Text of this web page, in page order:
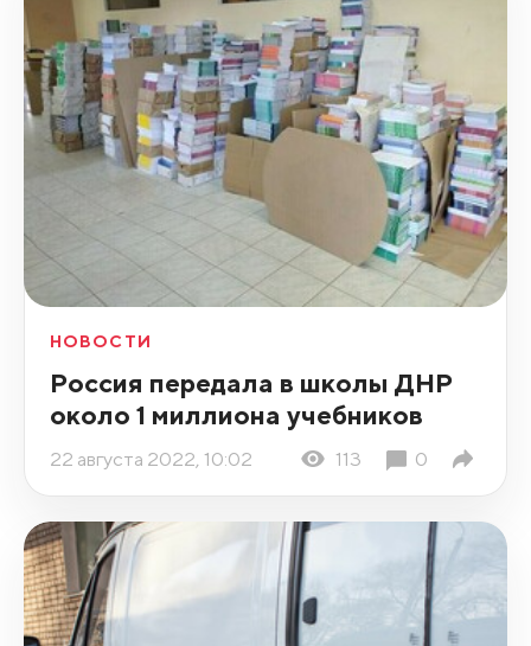
НОВОСТИ
Россия передала в школы ДНР
около 1 миллиона учебников
22 августа 2022, 10:02 113 0